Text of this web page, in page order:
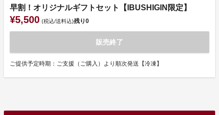
早割！オリジナルギフトセット【IBUSHIGIN限定】
¥5,500 (税込/送料込)残り0
販売終了
ご提供予定時期：ご支援（ご購入）より順次発送【冷凍】